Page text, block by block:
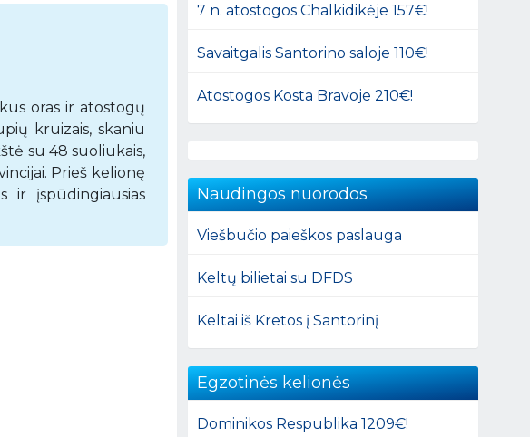
oras ir atostogų
kruizais, skaniu
su 48 suoliukais,
Prieš kelionę
ir įspūdingiausias
7 n. atostogos Chalkidikėje 157€!
Savaitgalis Santorino saloje 110€!
Atostogos Kosta Bravoje 210€!
Naudingos nuorodos
Viešbučio paieškos paslauga
Keltų bilietai su DFDS
Keltai iš Kretos į Santorinį
Egzotinės kelionės
Dominikos Respublika 1209€!